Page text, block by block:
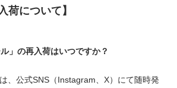
荷について】
」の再入荷はいつですか？
、公式SNS（Instagram、X）にて随時発